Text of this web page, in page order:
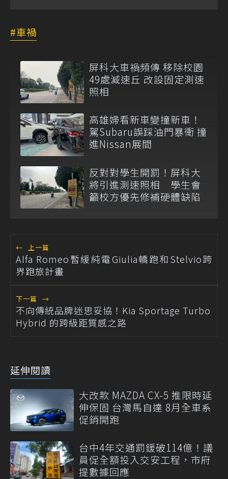
車禍
屏科大車禍頻傳 移除校園
49處減速丘 改設固定測速
照相
高雄婦看新車變撞新車！
駕Subaru誤踩油門暴衝 撞
進Nissan展間
反對對學生開罰！屏科大
將引進測速照相 學生會
籲校方優先修補硬體缺陷
← 上一篇
Alfa Romeo暫緩純電Giulia轎跑和Stelvio跨
界跑旅計畫
下一篇 →
不向傳統品牌迷思妥協！Kia Sportage Turbo
Hybrid 的跨級距質感之路
延伸閱讀
大改款 MAZDA CX-5 推限時延
伸保固 台灣馬自達 8月全車系
促銷開跑
台中4年交通罰鍰破114億！議
員促全額投入交安工程，市府
提數據回應